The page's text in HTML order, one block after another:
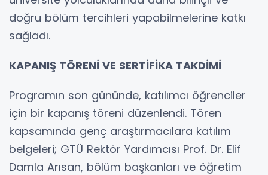
doğru bölüm tercihleri yapabilmelerine katkı
sağladı.
KAPANIŞ TÖRENİ VE SERTİFİKA TAKDİMİ
Programın son gününde, katılımcı öğrenciler
için bir kapanış töreni düzenlendi. Tören
kapsamında genç araştırmacılara katılım
belgeleri; GTÜ Rektör Yardımcısı Prof. Dr. Elif
Damla Arısan, bölüm başkanları ve öğretim